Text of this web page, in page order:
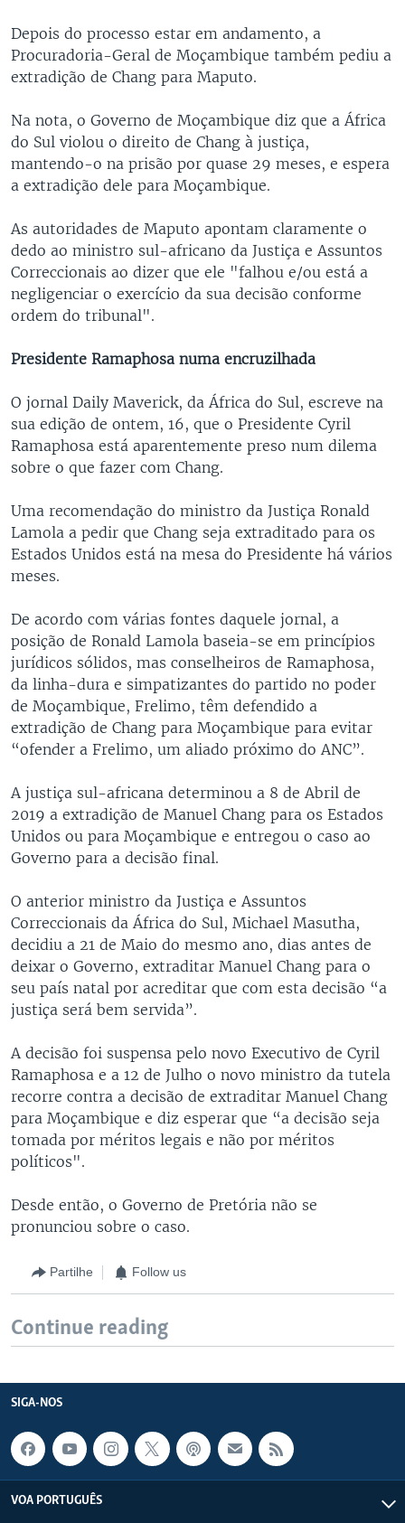
Depois do processo estar em andamento, a
Procuradoria-Geral de Moçambique também pediu a
extradição de Chang para Maputo.
Na nota, o Governo de Moçambique diz que a África
do Sul violou o direito de Chang à justiça,
mantendo-o na prisão por quase 29 meses, e espera
a extradição dele para Moçambique.
As autoridades de Maputo apontam claramente o
dedo ao ministro sul-africano da Justiça e Assuntos
Correccionais ao dizer que ele "falhou e/ou está a
negligenciar o exercício da sua decisão conforme
ordem do tribunal".
Presidente Ramaphosa numa encruzilhada
O jornal Daily Maverick, da África do Sul, escreve na
sua edição de ontem, 16, que o Presidente Cyril
Ramaphosa está aparentemente preso num dilema
sobre o que fazer com Chang.
Uma recomendação do ministro da Justiça Ronald
Lamola a pedir que Chang seja extraditado para os
Estados Unidos está na mesa do Presidente há vários
meses.
De acordo com várias fontes daquele jornal, a
posição de Ronald Lamola baseia-se em princípios
jurídicos sólidos, mas conselheiros de Ramaphosa,
da linha-dura e simpatizantes do partido no poder
de Moçambique, Frelimo, têm defendido a
extradição de Chang para Moçambique para evitar
“ofender a Frelimo, um aliado próximo do ANC”.
A justiça sul-africana determinou a 8 de Abril de
2019 a extradição de Manuel Chang para os Estados
Unidos ou para Moçambique e entregou o caso ao
Governo para a decisão final.
O anterior ministro da Justiça e Assuntos
Correccionais da África do Sul, Michael Masutha,
decidiu a 21 de Maio do mesmo ano, dias antes de
deixar o Governo, extraditar Manuel Chang para o
seu país natal por acreditar que com esta decisão “a
justiça será bem servida”.
A decisão foi suspensa pelo novo Executivo de Cyril
Ramaphosa e a 12 de Julho o novo ministro da tutela
recorre contra a decisão de extraditar Manuel Chang
para Moçambique e diz esperar que “a decisão seja
tomada por méritos legais e não por méritos
políticos".
Desde então, o Governo de Pretória não se
pronunciou sobre o caso.
Partilhe Follow us
Continue reading
SIGA-NOS
VOA PORTUGUÊS